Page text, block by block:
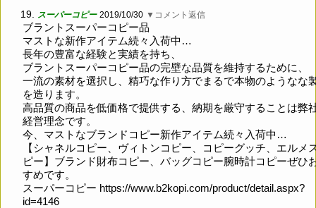
19. スーパーコピー 2019/10/30 ▼コメント返信
ブラントスーパーコピー品
マストな新作アイテム続々入荷中…
長年の豊富な経験と実績を持ち、
ブラントスーパーコピー品の完壁な品質を維持するために、
一流の素材を選択し、精巧な作り方でまるで本物のようなな
を造ります。
高品質の商品を低価格で提供する、納期を厳守することは弊
経営理念です。
今、マストなブランドコピー新作アイテム続々入荷中…
【シャネルコピー、ヴィトンコピー、コピーグッチ、エルメ
ピー】ブランド財布コピー、バッグコピー腕時計コピーぜひ
すめです。
スーパーコピー https://www.b2kopi.com/product/detail.aspx?
id=4146